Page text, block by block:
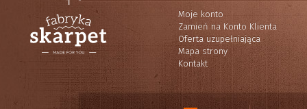
Moje konto
Zamień na Konto Klienta
Oferta uzupełniająca
Mapa strony
Kontakt